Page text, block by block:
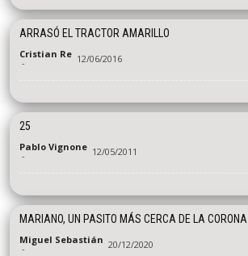
ARRASÓ EL TRACTOR AMARILLO
Cristian Re
- 12/06/2016
25
Pablo Vignone
- 12/05/2011
MARIANO, UN PASITO MÁS CERCA DE LA CORONA
Miguel Sebastián
- 20/12/2020